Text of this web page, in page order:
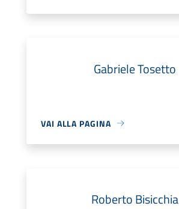
Gabriele Tosetto
VAI ALLA PAGINA
Roberto Bisicchia